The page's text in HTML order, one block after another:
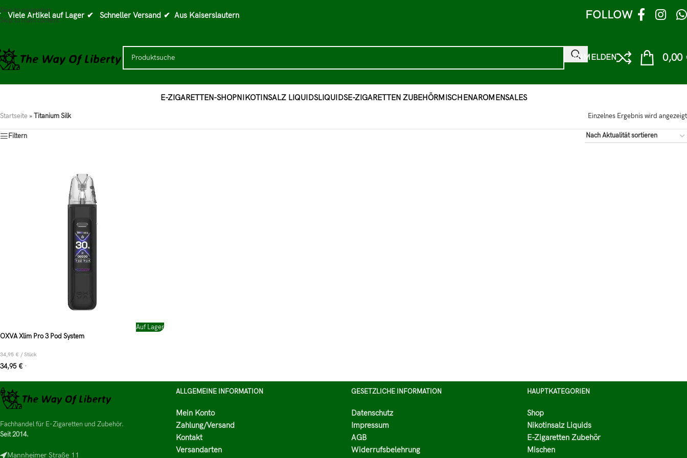
Skip to navigation
Skip to main content
Viele Artikel auf Lager ✔ Schneller Versand ✔ Aus Kaiserslautern FOLLOW
ANMELDEN 0,00
E-ZIGARETTEN-SHOPNIKOTINSALZ LIQUIDSLIQUIDSE-ZIGARETTEN ZUBEHÖRMISCHENAROMENSALES
Startseite »Titanium Silk Einzelnes Ergebnis wird angezeigt
Filtern
Auf Lager
OXVA Xlim Pro 3 Pod System
34,95 € /Stück
34,95 € *
Fachhandel für E-Zigaretten und Zubehör.
Seit 2014.
Mannheimer Straße 11
ALLGEMEINE INFORMATION
Mein Konto
Zahlung/Versand
Kontakt
Versandarten
GESETZLICHE INFORMATION
Datenschutz
Impressum
AGB
Widerrufsbelehrung
HAUPTKATEGORIEN
Shop
Nikotinsalz Liquids
E-Zigaretten Zubehör
Mischen